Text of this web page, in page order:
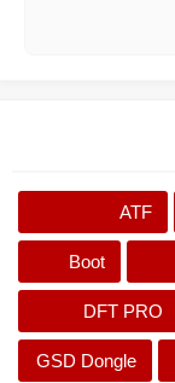
ATF
Boot
DFT PRO
GSD Dongle